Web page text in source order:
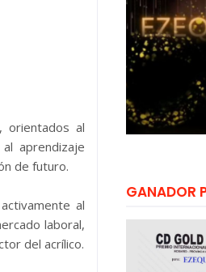
orientados al
aprendizaje
de futuro.
al
laboral,
del acrílico.
GANADOR